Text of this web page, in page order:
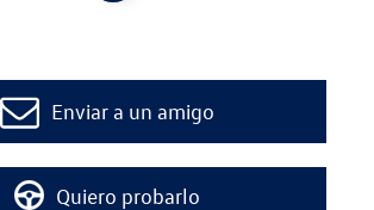
Enviar a un amigo
Quiero probarlo